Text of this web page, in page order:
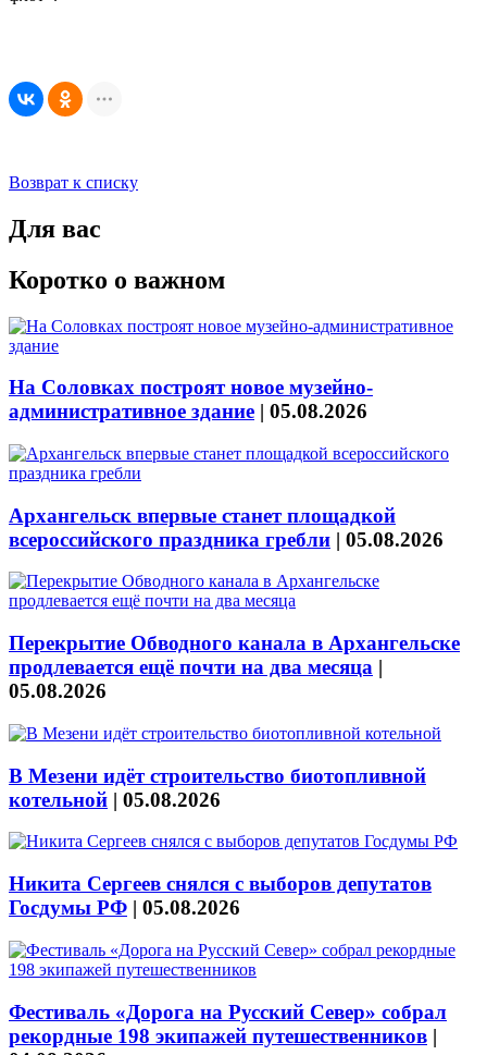
Возврат к списку
Для вас
Коротко о важном
На Соловках построят новое музейно-
административное здание | 05.08.2026
Архангельск впервые станет площадкой
всероссийского праздника гребли | 05.08.2026
Перекрытие Обводного канала в Архангельске
продлевается ещё почти на два месяца |
05.08.2026
В Мезени идёт строительство биотопливной
котельной | 05.08.2026
Никита Сергеев снялся с выборов депутатов
Госдумы РФ | 05.08.2026
Фестиваль «Дорога на Русский Север» собрал
рекордные 198 экипажей путешественников |